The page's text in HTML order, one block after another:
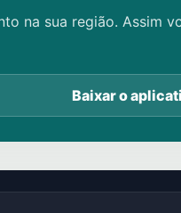
na sua região. Assim
Baixar o